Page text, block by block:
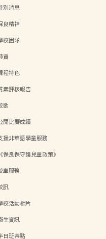
別消息
良精神
校團隊
資
程特色
素評核報告
歌
開比賽成績
援非華語學童服務
《保良保守護兒童政策》
車服務
訊
校活動相片
生資訊
日班茶點